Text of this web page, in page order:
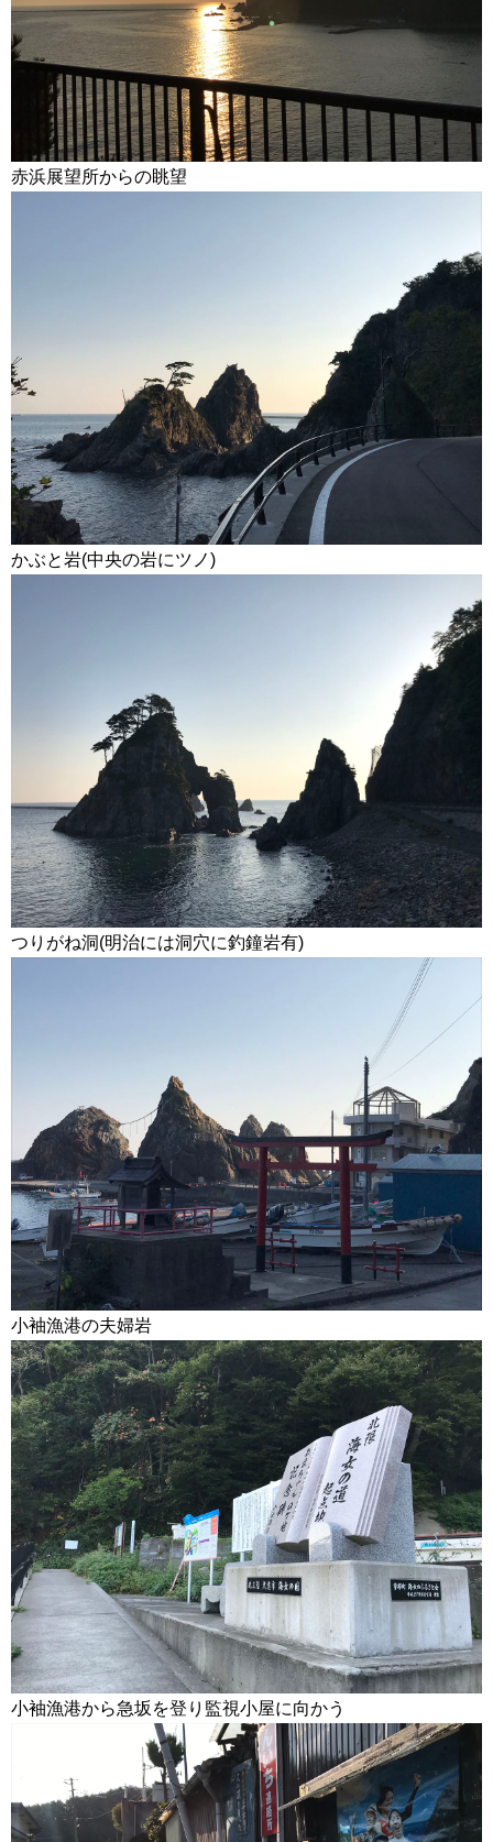
赤浜展望所からの眺望
かぶと岩(中央の岩にツノ)
つりがね洞(明治には洞穴に釣鐘岩有)
小袖漁港の夫婦岩
小袖漁港から急坂を登り監視小屋に向かう